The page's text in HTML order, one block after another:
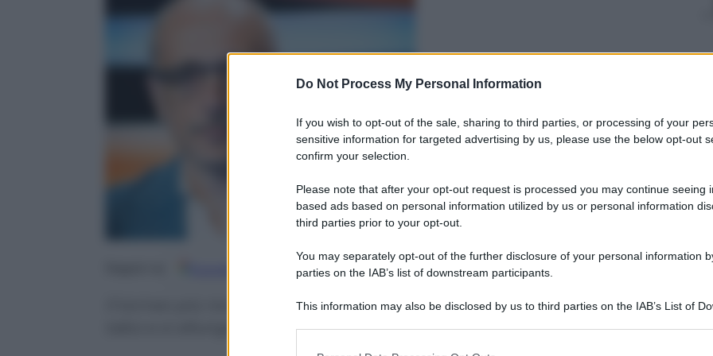
Do Not Process My Personal Information
If you wish to opt-out of the sale, sharing to third parties, or processing of your
sensitive information for targeted advertising by us, please use the below opt-out
confirm your selection.
Please note that after your opt-out request is processed you may continue seeing
based ads based on personal information utilized by us or personal information
third parties prior to your opt-out.
You may separately opt-out of the further disclosure of your personal information
parties on the IAB’s list of downstream participants.
This information may also be disclosed by us to third parties on the IAB’s List of
Capuano
Discover Fonti preferite
Il torneo più ricco del mondo a caccia di altre sterline: dal 2016 cade il
tabù e si allunga lo spezzatino televisivo